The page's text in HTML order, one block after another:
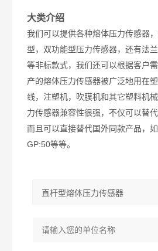
大类介绍
我们可以提供各种熔体压力传感器
型，双功能型压力传感器，还有法
等非标款式，我们还可以根据客户
产的熔体压力传感器被广泛地用在
线，注塑机，吹膜机和其它塑料机
力传感器兼容性很强，不仅可以替
而且可以直接替代国外同款产品，如
GP:50等等。